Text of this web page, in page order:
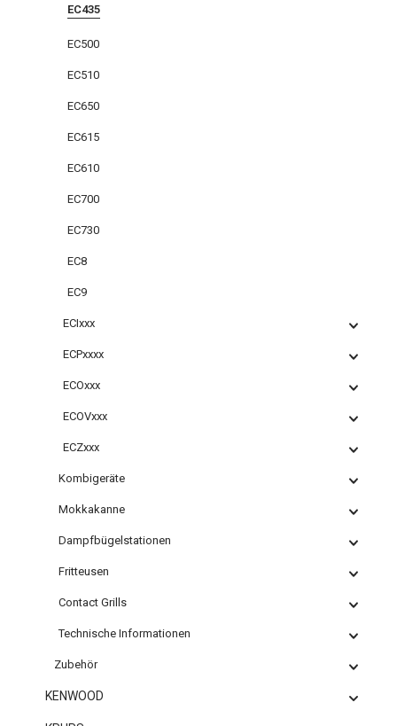
EC435
EC500
EC510
EC650
EC615
EC610
EC700
EC730
EC8
EC9
ECIxxx
ECPxxxx
ECOxxx
ECOVxxx
ECZxxx
Kombigeräte
Mokkakanne
Dampfbügelstationen
Fritteusen
Contact Grills
Technische Informationen
Zubehör
KENWOOD